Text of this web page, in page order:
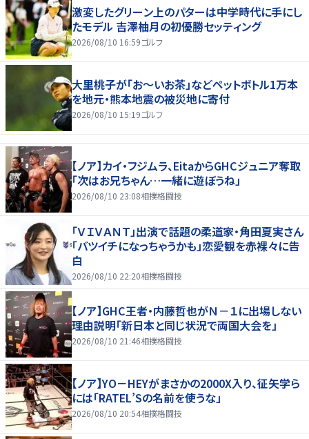
激変したグリーン上のパターは中学時代に手にし
たモデル 吉澤柚月の初優勝セッティング
2026/08/10 16:59ゴルフ
大里桃子が「お～いお茶」などペットボトル1万本
を地元・熊本地震の被災地に寄付
2026/08/10 15:19ゴルフ
【ノア】カイ・フジムラ、EitaからGHCジュニア奪取
「次はお兄ちゃん…一緒に遊ぼうね」
2026/08/10 23:08相撲格闘技
「ＶＩＶＡＮＴ」出演で話題の柔道家・角田夏実さん
「バツイチになっちゃうかも」恋愛観を赤裸々に告
白
2026/08/10 22:20相撲格闘技
【ノア】GHC王者・内藤哲也がＮ－１に出場しない
理由説明「新日本と同じ状況で両国大会を」
2026/08/10 21:46相撲格闘技
【ノア】YO－HEYがまさかの2000X入り、征矢学ら
には「RATEL’Sの名前を使うな」
2026/08/10 20:54相撲格闘技